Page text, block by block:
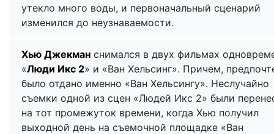
утекло много воды, и первоначальный сценарий
изменился до неузнаваемости.
Хью Джекман снимался в двух фильмах
«Люди Икс 2» и «Ван Хельсинг». Причем,
было отдано именно «Ван Хельсингу». Неслучайно
съемки одной из сцен «Людей Икс 2» были
на тот промежуток времени, когда Хью получил
выходной день на съемочной площадке «Ван